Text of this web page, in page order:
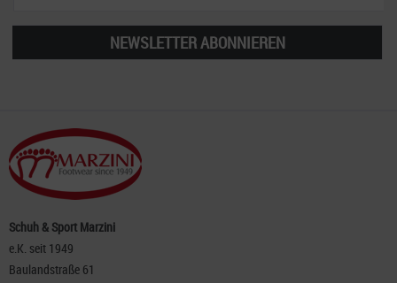
NEWSLETTER ABONNIEREN
Schuh & Sport Marzini
e.K. seit 1949
Baulandstraße 61